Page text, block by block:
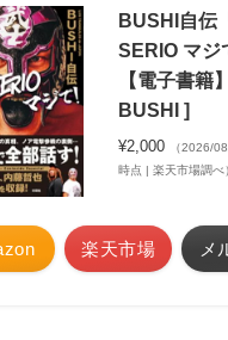
BUSHI自伝
SERIO マジ
【電子書籍
BUSHI ]
¥2,000
（2026/
時点 | 楽天市場調べ
楽天市場 メ